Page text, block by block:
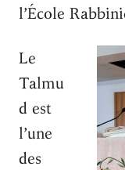
l’École
Le
Talmu
d est
l’une
des